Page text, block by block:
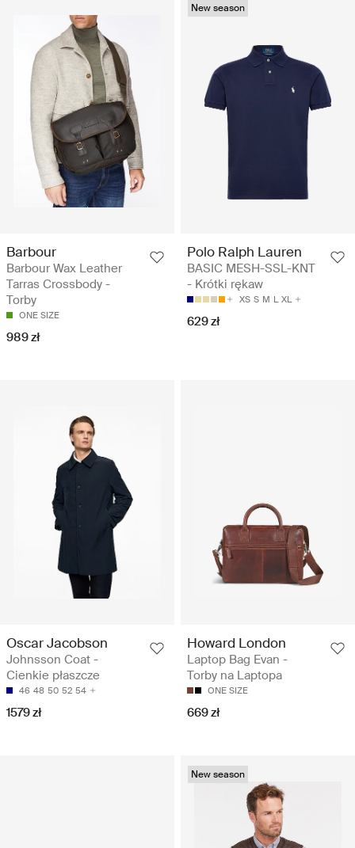
Barbour
Barbour Wax Leather
Tarras Crossbody -
Torby
ONE SIZE
989 zł
New season
Polo Ralph Lauren
BASIC MESH-SSL-KNT
- Krótki rękaw
XS S M L XL
629 zł
Oscar Jacobson
Johnsson Coat -
Cienkie płaszcze
46 48 50 52 54
1579 zł
Howard London
Laptop Bag Evan -
Torby na Laptopa
ONE SIZE
669 zł
New season